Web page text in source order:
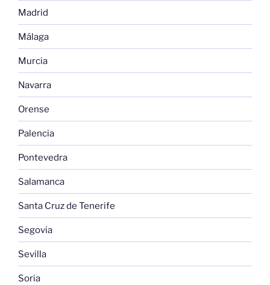
Madrid
Málaga
Murcia
Navarra
Orense
Palencia
Pontevedra
Salamanca
Santa Cruz de Tenerife
Segovia
Sevilla
Soria